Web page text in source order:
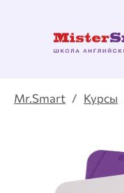
Mr.Smart / Курсы